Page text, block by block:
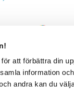
att förbättra din
information
andra kan du